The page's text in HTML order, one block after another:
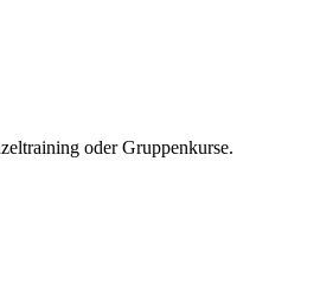
oder Gruppenkurse.